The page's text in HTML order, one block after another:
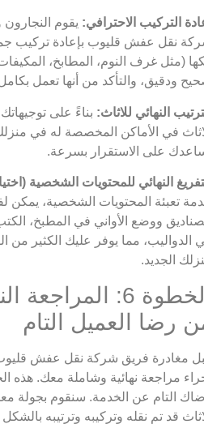
التركيب الاحترافي: يقوم
نقل عفش قليوب بإعادة تركيب
(مثل غرف النوم، المطابخ،
ودقيق، والتأكد من أنها تعمل بكامل
النهائي للاثاث: بناءً على
في الأماكن المخصصة له في
على الاستقرار بسرعة.
النهائي للمحتويات الشخصية
تعبئة المحتويات الشخصية، يمكن
ووضع الأواني في المطبخ،
الدواليب، مما يوفر عليك الكثير من
الجديد.
الخطوة 6:
رضا العميل التام
مغادرة فريق شركة نقل عفش قليوب
مراجعة نهائية وشاملة معك. هذه
التام عن الخدمة. سنقوم بجولة
قد تم نقله وتركيبه وترتيبه